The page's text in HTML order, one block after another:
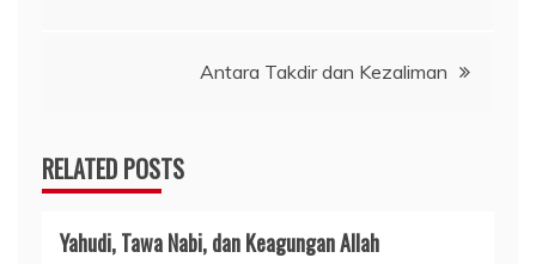
Antara Takdir dan Kezaliman
RELATED POSTS
Yahudi, Tawa Nabi, dan Keagungan Allah